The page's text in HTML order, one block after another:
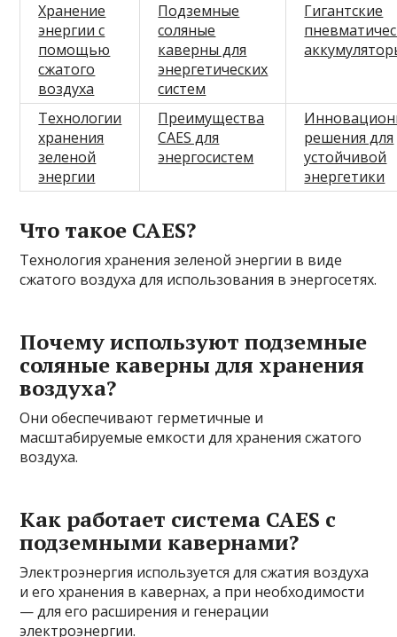
Хранение
энергии с
помощью
сжатого
воздуха
Подземные
соляные
каверны для
энергетических
систем
Гигантские
Технологии
хранения
зеленой
энергии
Преимущества
CAES для
энергосистем
решения для
устойчивой
энергетики
Что такое CAES?
Технология хранения зеленой энергии в виде
сжатого воздуха для использования в энергосетях.
Почему используют подземные
соляные каверны для хранения
воздуха?
Они обеспечивают герметичные и
масштабируемые емкости для хранения сжатого
воздуха.
Как работает система CAES с
подземными кавернами?
Электроэнергия используется для сжатия воздуха
и его хранения в кавернах, а при необходимости
— для его расширения и генерации
электроэнергии.